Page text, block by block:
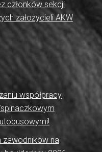
członków sekcji
założycieli AKW
współpracy
zawodników na